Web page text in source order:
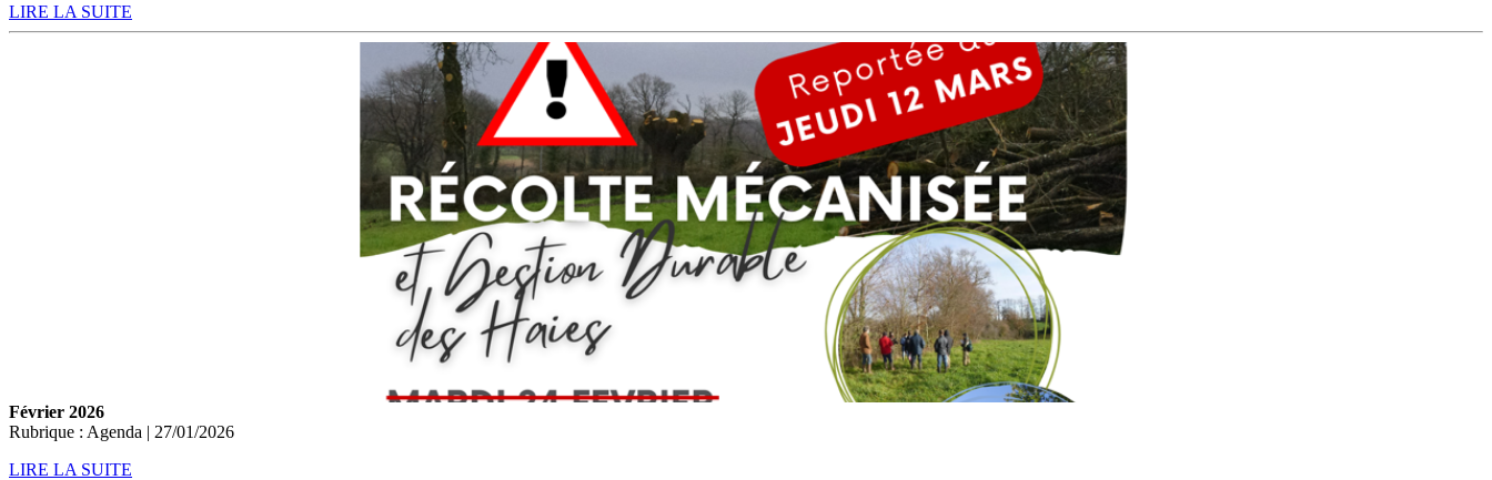
LIRE LA SUITE
Février 2026
Rubrique : Agenda | 27/01/2026
LIRE LA SUITE